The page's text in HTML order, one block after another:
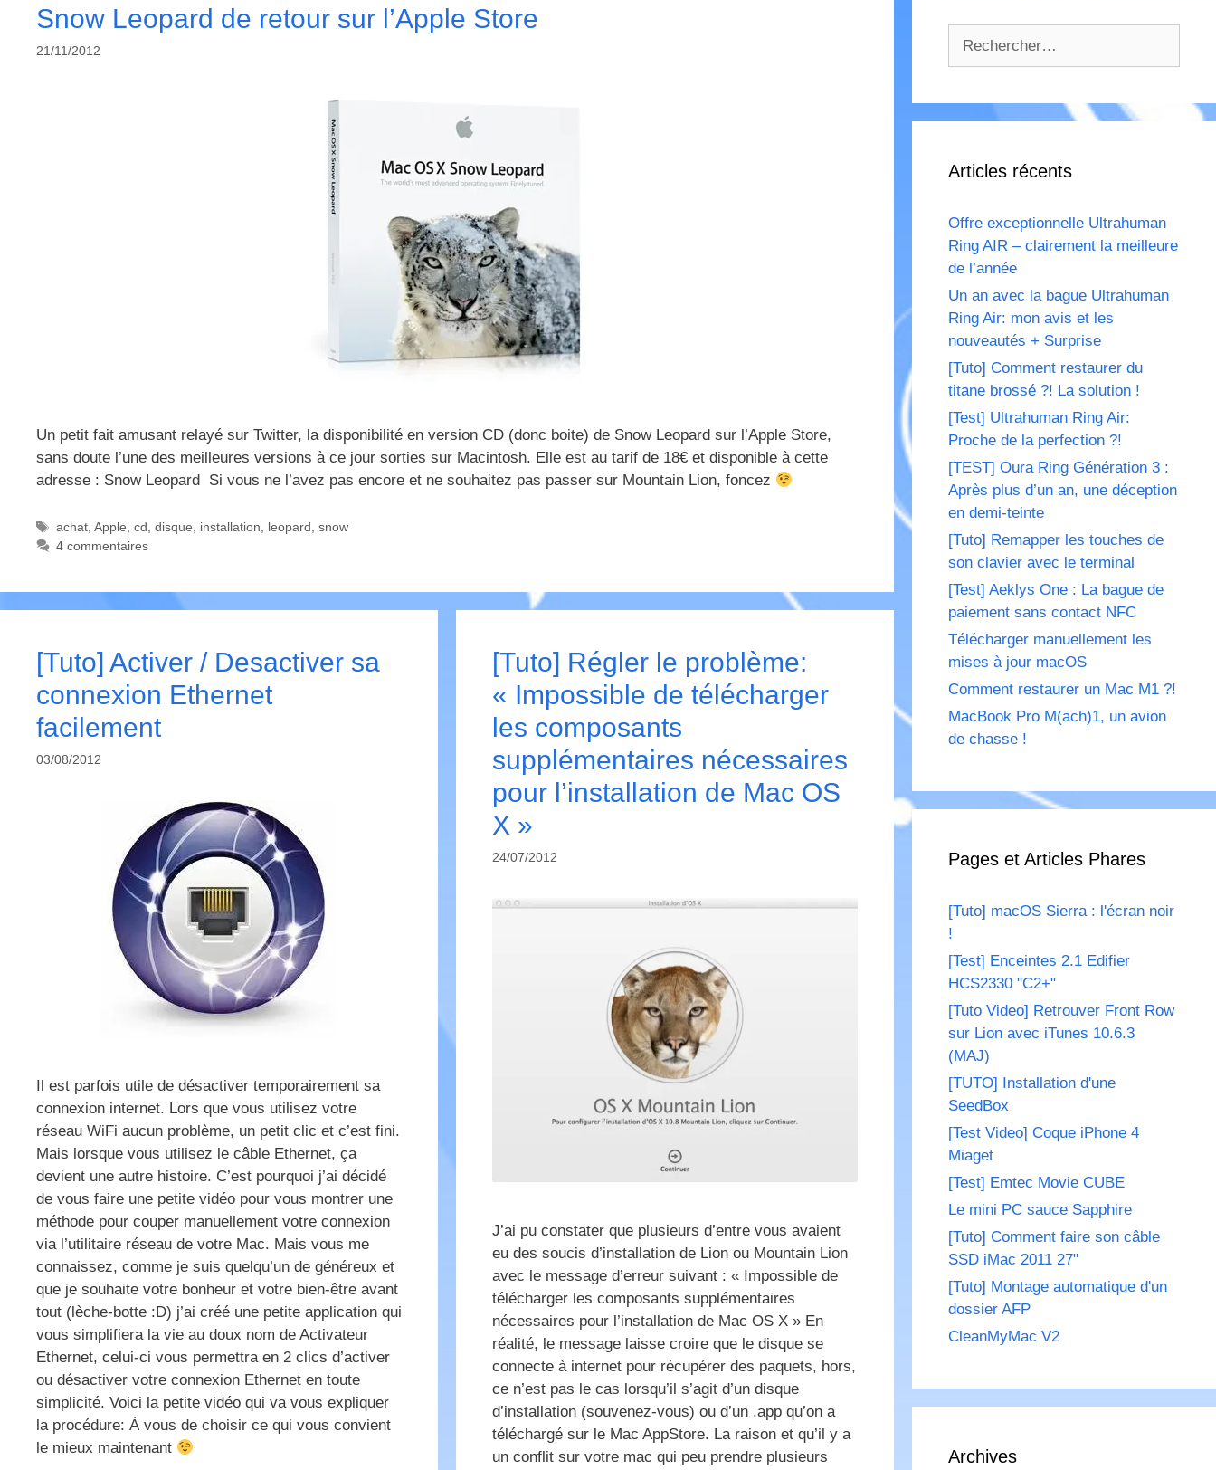
Snow Leopard de retour sur l’Apple Store
21/11/2012
Un petit fait amusant relayé sur Twitter, la disponibilité en version CD (donc boite) de Snow Leopard sur l’Apple Store,
sans doute l’une des meilleures versions à ce jour sorties sur Macintosh. Elle est au tarif de 18€ et disponible à cette
adresse : Snow Leopard Si vous ne l’avez pas encore et ne souhaitez pas passer sur Mountain Lion, foncez
Étiquettes
achat, Apple, cd, disque, installation, leopard, snow
4 commentaires
[Tuto] Activer / Desactiver sa
connexion Ethernet
facilement
03/08/2012
Il est parfois utile de désactiver temporairement sa
connexion internet. Lors que vous utilisez votre
réseau WiFi aucun problème, un petit clic et c’est fini.
Mais lorsque vous utilisez le câble Ethernet, ça
devient une autre histoire. C’est pourquoi j’ai décidé
de vous faire une petite vidéo pour vous montrer une
méthode pour couper manuellement votre connexion
via l’utilitaire réseau de votre Mac. Mais vous me
connaissez, comme je suis quelqu’un de généreux et
que je souhaite votre bonheur et votre bien-être avant
tout (lèche-botte :D) j’ai créé une petite application qui
vous simplifiera la vie au doux nom de Activateur
Ethernet, celui-ci vous permettra en 2 clics d’activer
ou désactiver votre connexion Ethernet en toute
simplicité. Voici la petite vidéo qui va vous expliquer
la procédure: À vous de choisir ce qui vous convient
le mieux maintenant
[Tuto] Régler le problème:
« Impossible de télécharger
les composants
supplémentaires nécessaires
pour l’installation de Mac OS
X »
24/07/2012
J’ai pu constater que plusieurs d’entre vous avaient
eu des soucis d’installation de Lion ou Mountain Lion
avec le message d’erreur suivant : « Impossible de
télécharger les composants supplémentaires
nécessaires pour l’installation de Mac OS X » En
réalité, le message laisse croire que le disque se
connecte à internet pour récupérer des paquets, hors,
ce n’est pas le cas lorsqu’il s’agit d’un disque
d’installation (souvenez-vous) ou d’un .app qu’on a
téléchargé sur le Mac AppStore. La raison et qu’il y a
un conflit sur votre mac qui peu prendre plusieurs
Articles récents
Offre exceptionnelle Ultrahuman
Ring AIR – clairement la meilleure
de l’année
Un an avec la bague Ultrahuman
Ring Air: mon avis et les
nouveautés + Surprise
[Tuto] Comment restaurer du
titane brossé ?! La solution !
[Test] Ultrahuman Ring Air:
Proche de la perfection ?!
[TEST] Oura Ring Génération 3 :
Après plus d’un an, une déception
en demi-teinte
[Tuto] Remapper les touches de
son clavier avec le terminal
[Test] Aeklys One : La bague de
paiement sans contact NFC
Télécharger manuellement les
mises à jour macOS
Comment restaurer un Mac M1 ?!
MacBook Pro M(ach)1, un avion
de chasse !
Pages et Articles Phares
[Tuto] macOS Sierra : l'écran noir
!
[Test] Enceintes 2.1 Edifier
HCS2330 "C2+"
[Tuto Video] Retrouver Front Row
sur Lion avec iTunes 10.6.3
(MAJ)
[TUTO] Installation d'une
SeedBox
[Test Video] Coque iPhone 4
Miaget
[Test] Emtec Movie CUBE
Le mini PC sauce Sapphire
[Tuto] Comment faire son câble
SSD iMac 2011 27"
[Tuto] Montage automatique d'un
dossier AFP
CleanMyMac V2
Archives